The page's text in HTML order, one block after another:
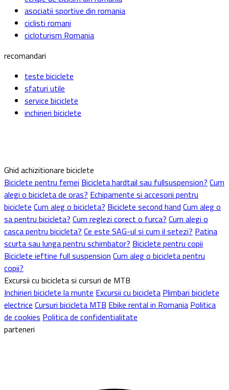
asociatii sportive din romania
ciclisti romani
cicloturism Romania
recomandari
teste biciclete
sfaturi utile
service biciclete
inchirieri biciclete
Ghid achizitionare biciclete
Biciclete pentru femei Bicicleta hardtail sau fullsuspension? Cum
alegi o bicicleta de oras? Echipamente si accesorii pentru
biciclete Cum aleg o bicicleta? Biciclete second hand Cum aleg o
sa pentru bicicleta? Cum reglezi corect o furca? Cum alegi o
casca pentru bicicleta? Ce este SAG-ul si cum il setezi? Patina
scurta sau lunga pentru schimbator? Biciclete pentru copii
Biciclete ieftine full suspension Cum aleg o bicicleta pentru
copii?
Excursii cu bicicleta si cursuri de MTB
Inchirieri biciclete la munte Excursii cu bicicleta Plimbari biciclete
electrice Cursuri bicicleta MTB Ebike rental in Romania Politica
de cookies Politica de confidentialitate
parteneri